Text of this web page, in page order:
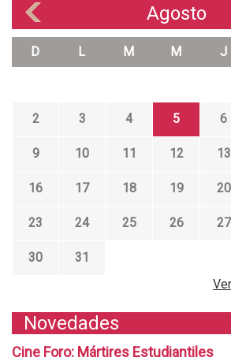
Agosto
D L M M J
2 3 4 5 6
9 10 11 12 13
16 17 18 19 20
23 24 25 26 27
30
31
Novedades
Cine Foro: Mártires Estudiantiles